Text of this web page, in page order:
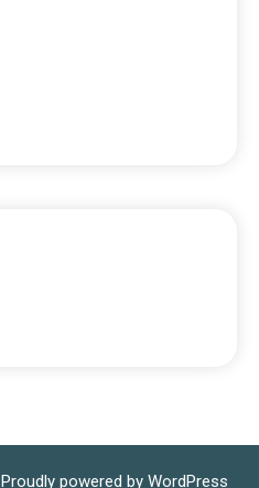
Proudly powered by WordPress